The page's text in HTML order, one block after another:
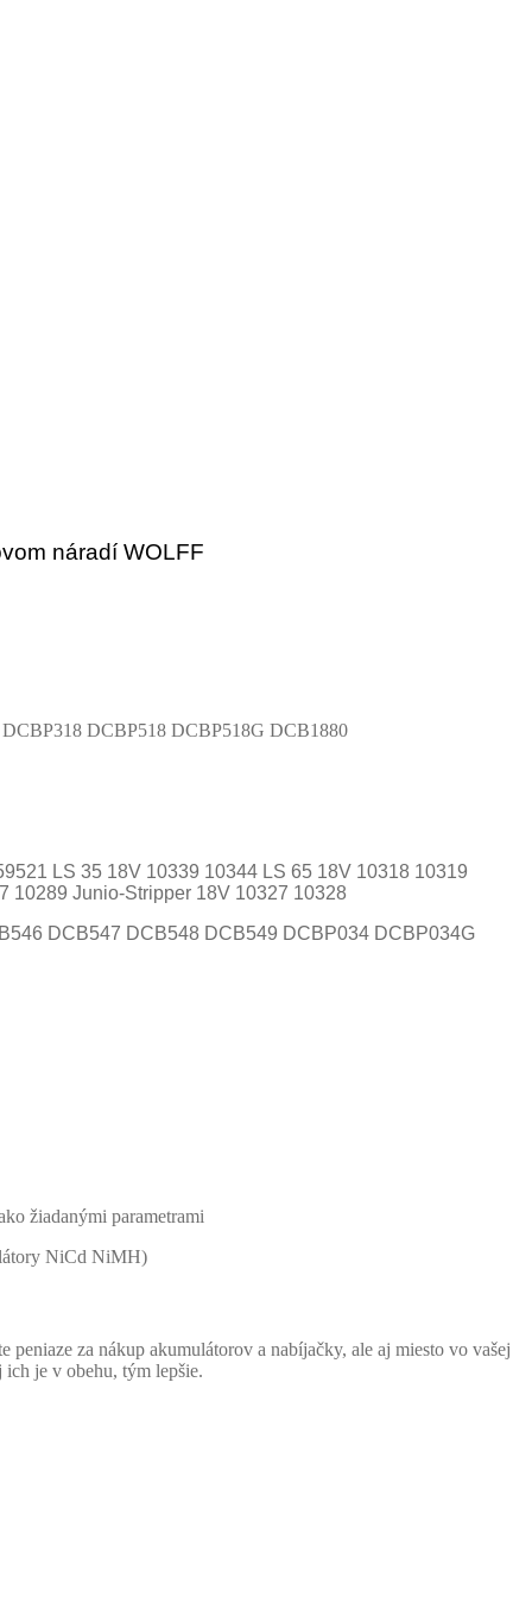
náradí WOLFF
DCBP518 DCBP518G DCB1880
LS 35 18V 10339 10344 LS 65 18V 10318 10319
10289 Junio-Stripper 18V 10327 10328
DCB547 DCB548 DCB549 DCBP034 DCBP034G
žiadanými parametrami
NiCd NiMH)
za nákup akumulátorov a nabíjačky, ale aj miesto vo vašej
je v obehu, tým lepšie.